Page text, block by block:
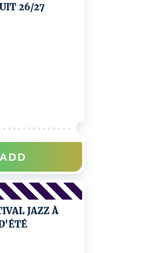
26/27
ADD
JAZZ À